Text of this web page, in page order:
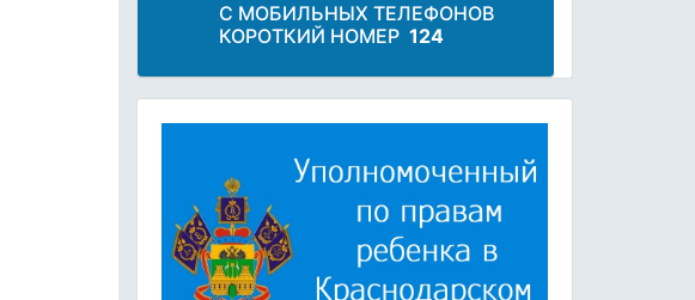
С МОБИЛЬНЫХ ТЕЛЕФОНОВ
КОРОТКИЙ НОМЕР 124